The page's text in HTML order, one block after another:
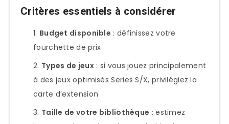
Critères essentiels à considérer
Budget disponible : définissez votre
fourchette de prix
Types de jeux: si vous jouez principalement
à des jeux optimisés Series S/X, privilégiez la
carte d’extension
Taille de votre bibliothèque : estimez